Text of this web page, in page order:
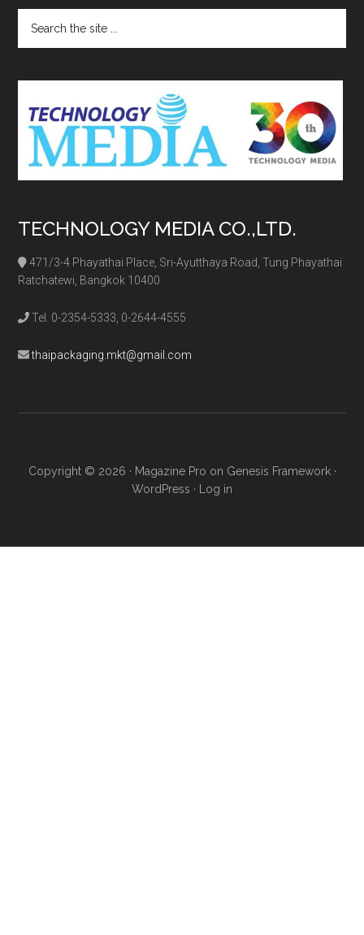
the
TECHNOLOGY MEDIA CO.,LTD.
471/3-4 Phayathai Place, Sri-Ayutthaya Road, Tung Phayathai
Ratchatewi, Bangkok 10400
Tel. 0-2354-5333, 0-2644-4555
thaipackaging.mkt@gmail.com
Copyright © 2026 · Magazine Pro on Genesis Framework·
WordPress · Log in